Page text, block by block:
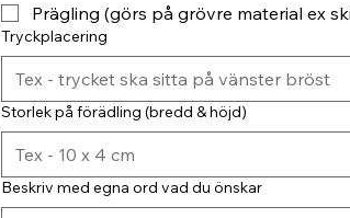
Prägling (görs på grövre material ex
Tryckplacering
Storlek på förädling (bredd & höjd)
Beskriv med egna ord vad du önskar